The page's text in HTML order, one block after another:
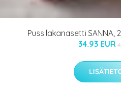
Pussilakanasetti SANNA,
34.93 EUR